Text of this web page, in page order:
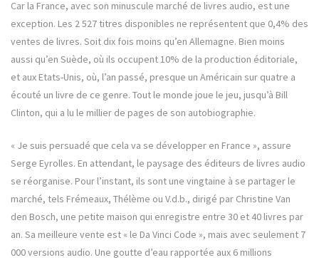
Car la France, avec son minuscule marché de livres audio, est une
exception. Les 2 527 titres disponibles ne représentent que 0,4% des
ventes de livres. Soit dix fois moins qu’en Allemagne. Bien moins
aussi qu’en Suède, où ils occupent 10% de la production éditoriale,
et aux Etats-Unis, où, l’an passé, presque un Américain sur quatre a
écouté un livre de ce genre. Tout le monde joue le jeu, jusqu’à Bill
Clinton, qui a lu le millier de pages de son autobiographie.
« Je suis persuadé que cela va se développer en France », assure
Serge Eyrolles. En attendant, le paysage des éditeurs de livres audio
se réorganise. Pour l’instant, ils sont une vingtaine à se partager le
marché, tels Frémeaux, Thélème ou V.d.b., dirigé par Christine Van
den Bosch, une petite maison qui enregistre entre 30 et 40 livres par
an. Sa meilleure vente est « le Da Vinci Code », mais avec seulement 7
000 versions audio. Une goutte d’eau rapportée aux 6 millions